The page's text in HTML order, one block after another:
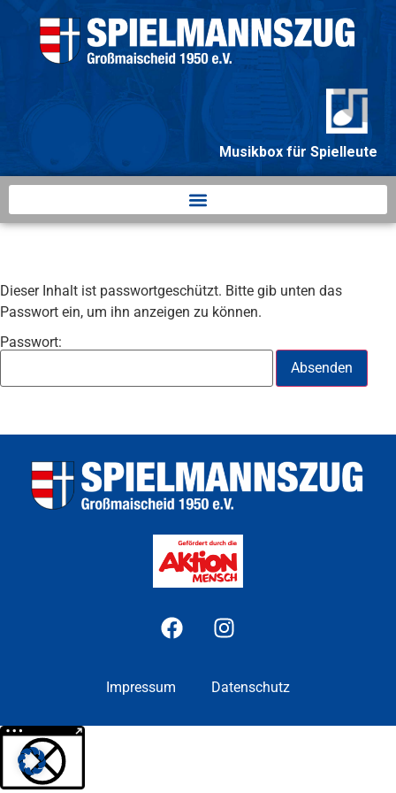
springen
Musikbox für Spielleute
Dieser Inhalt ist passwortgeschützt. Bitte gib unten das
Passwort ein, um ihn anzeigen zu können.
Passwort:
Impressum Datenschutz
Weitere Informationen über den gesperrten Inhalt.